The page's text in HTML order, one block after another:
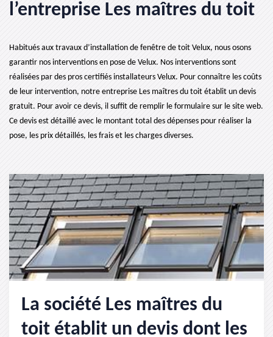
l’entreprise Les maîtres du toit
Habitués aux travaux d’installation de fenêtre de toit Velux, nous osons
garantir nos interventions en pose de Velux. Nos interventions sont
réalisées par des pros certifiés installateurs Velux. Pour connaître les coûts
de leur intervention, notre entreprise Les maîtres du toit établit un devis
gratuit. Pour avoir ce devis, il suffit de remplir le formulaire sur le site web.
Ce devis est détaillé avec le montant total des dépenses pour réaliser la
pose, les prix détaillés, les frais et les charges diverses.
La société Les maîtres du
toit établit un devis dont les